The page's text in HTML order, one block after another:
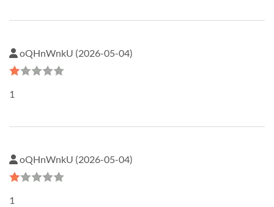
oQHnWnkU (2026-05-04)
1
oQHnWnkU (2026-05-04)
1